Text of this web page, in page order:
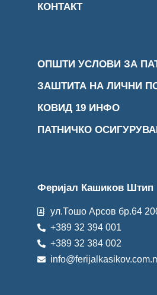
КОНТАКТ
ОПШТИ УСЛОВИ ЗА
ЗАШТИТА НА ЛИЧНИ
КОВИД 19 ИНФО
ПАТНИЧКО
Феријал Кашиков Штип
ул.Тошо Арсов бр.64
+389 32 394 001
+389 32 384 002